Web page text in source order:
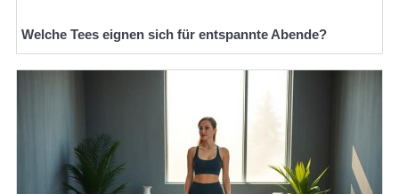
Welche Tees eignen sich für entspannte Abende?